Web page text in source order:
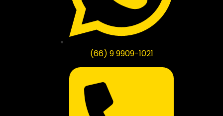
(66) 9 9909-1021